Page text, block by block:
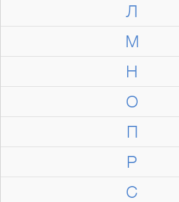
Л
М
Н
О
П
Р
С